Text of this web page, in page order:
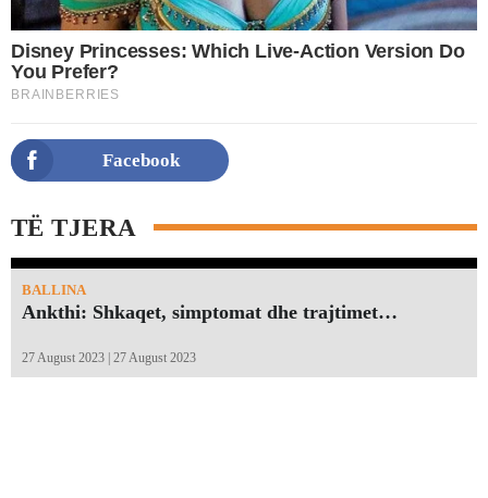
Facebook
TË TJERA
BALLINA
Ankthi: Shkaqet, simptomat dhe trajtimet…
27 August 2023 | 27 August 2023